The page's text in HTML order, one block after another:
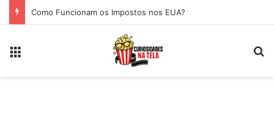
Como Funcionam os Impostos nos EUA?